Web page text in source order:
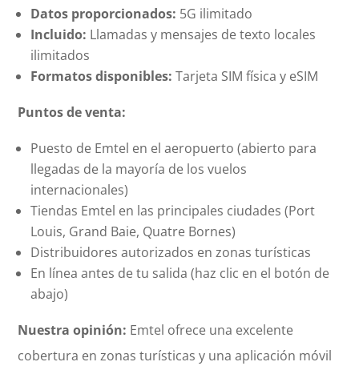
Datos proporcionados: 5G ilimitado
Incluido: Llamadas y mensajes de texto locales
ilimitados
Formatos disponibles: Tarjeta SIM física y eSIM
Puntos de venta:
Puesto de Emtel en el aeropuerto (abierto para
llegadas de la mayoría de los vuelos
internacionales)
Tiendas Emtel en las principales ciudades (Port
Louis, Grand Baie, Quatre Bornes)
Distribuidores autorizados en zonas turísticas
En línea antes de tu salida (haz clic en el botón de
abajo)
Nuestra opinión: Emtel ofrece una excelente
cobertura en zonas turísticas y una aplicación móvil